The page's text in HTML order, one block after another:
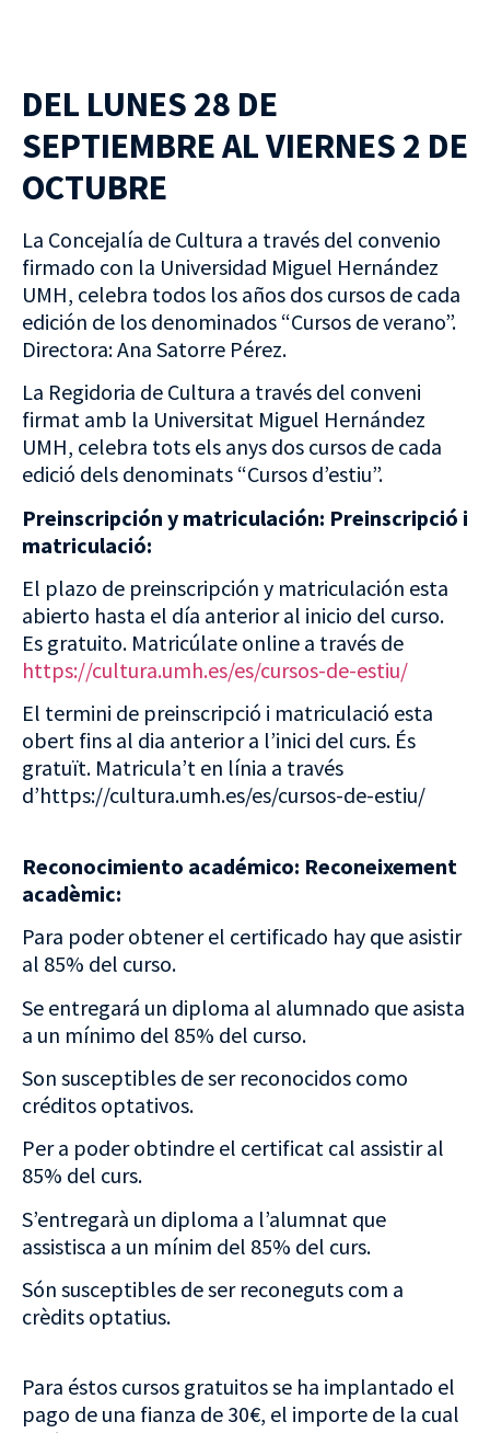
DEL LUNES 28 DE
SEPTIEMBRE AL VIERNES 2 DE
OCTUBRE
La Concejalía de Cultura a través del convenio
firmado con la Universidad Miguel Hernández
UMH, celebra todos los años dos cursos de cada
edición de los denominados “Cursos de verano”.
Directora: Ana Satorre Pérez.
La Regidoria de Cultura a través del conveni
firmat amb la Universitat Miguel Hernández
UMH, celebra tots els anys dos cursos de cada
edició dels denominats “Cursos d’estiu”.
Preinscripción y matriculación: Preinscripció i
matriculació:
El plazo de preinscripción y matriculación esta
abierto hasta el día anterior al inicio del curso.
Es gratuito. Matricúlate online a través de
https://cultura.umh.es/es/cursos-de-estiu/
El termini de preinscripció i matriculació esta
obert fins al dia anterior a l’inici del curs. És
gratuït. Matricula’t en línia a través
d’https://cultura.umh.es/es/cursos-de-estiu/
Reconocimiento académico: Reconeixement
acadèmic:
Para poder obtener el certificado hay que asistir
al 85% del curso.
Se entregará un diploma al alumnado que asista
a un mínimo del 85% del curso.
Son susceptibles de ser reconocidos como
créditos optativos.
Per a poder obtindre el certificat cal assistir al
85% del curs.
S’entregarà un diploma a l’alumnat que
assistisca a un mínim del 85% del curs.
Són susceptibles de ser reconeguts com a
crèdits optatius.
Para éstos cursos gratuitos se ha implantado el
pago de una fianza de 30€, el importe de la cual